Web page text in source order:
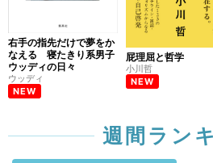
右手の指先だけで夢をか
なえる 寝たきり系男子
ウッディの日々
ウッディ
NEW
屁理屈と哲学
小川哲
NEW
週間ラン